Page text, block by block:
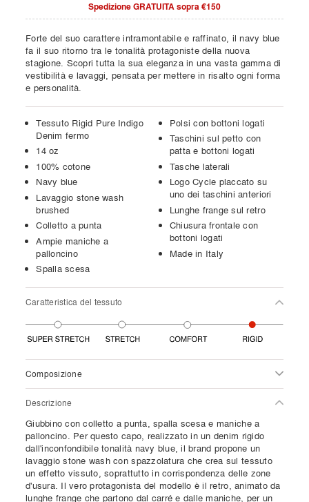
Spedizione GRATUITA sopra €150
Forte del suo carattere intramontabile e raffinato, il navy blue
fa il suo ritorno tra le tonalità protagoniste della nuova
stagione. Scopri tutta la sua eleganza in una vasta gamma di
vestibilità e lavaggi, pensata per mettere in risalto ogni forma
e personalità.
Tessuto Rigid Pure Indigo
Denim fermo
14 oz
100% cotone
Navy blue
Lavaggio stone wash
brushed
Colletto a punta
Ampie maniche a
palloncino
Spalla scesa
Polsi con bottoni logati
Taschini sul petto con
patta e bottoni logati
Tasche laterali
Logo Cycle placcato su
uno dei taschini anteriori
Lunghe frange sul retro
Chiusura frontale con
bottoni logati
Made in Italy
Caratteristica del tessuto
Composizione
Descrizione
Giubbino con colletto a punta, spalla scesa e maniche a
palloncino. Per questo capo, realizzato in un denim rigido
dall'inconfondibile tonalità navy blue, il brand propone un
lavaggio stone wash con spazzolatura che crea sul tessuto
un effetto vissuto, soprattutto in corrispondenza delle zone
d'usura. Il vero protagonista del modello è il retro, animato da
lunghe frange che partono dal carré e dalle maniche, per un